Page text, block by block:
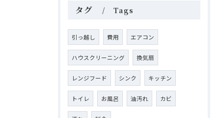
タグ Tags
引っ越し 費用 エアコン
ハウスクリーニング 換気扇
レンジフード シンク キッチン
トイレ お風呂 油汚れ カビ